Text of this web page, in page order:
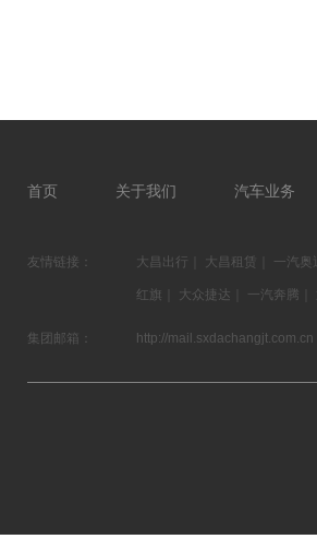
首页 关于我们 汽车业务
友情链接： 大昌出行 大昌租赁 一汽奥
红旗 大众捷达 一汽奔腾
集团邮箱： http://mail.sxdachangjt.com.cn